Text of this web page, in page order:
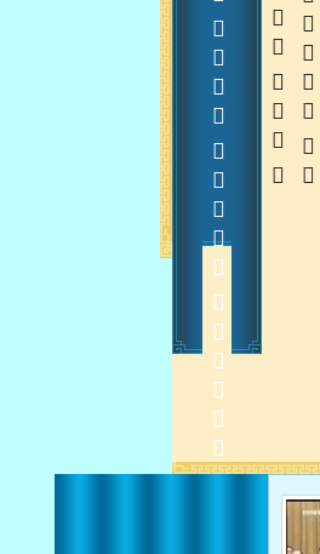
2013-3-15 10:45:22